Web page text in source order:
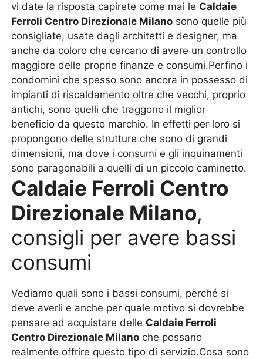
vi date la risposta capirete come mai le Caldaie
Ferroli Centro Direzionale Milano sono quelle più
consigliate, usate dagli architetti e designer, ma
anche da coloro che cercano di avere un controllo
maggiore delle proprie finanze e consumi.Perfino i
condomini che spesso sono ancora in possesso di
impianti di riscaldamento oltre che vecchi, proprio
antichi, sono quelli che traggono il miglior
beneficio da questo marchio. In effetti per loro si
propongono delle strutture che sono di grandi
dimensioni, ma dove i consumi e gli inquinamenti
sono paragonabili a quelli di un piccolo caminetto.
Caldaie Ferroli Centro
Direzionale Milano,
consigli per avere bassi
consumi
Vediamo quali sono i bassi consumi, perché si
deve averli e anche per quale motivo si dovrebbe
pensare ad acquistare delle Caldaie Ferroli
Centro Direzionale Milano che possano
realmente offrire questo tipo di servizio.Cosa sono